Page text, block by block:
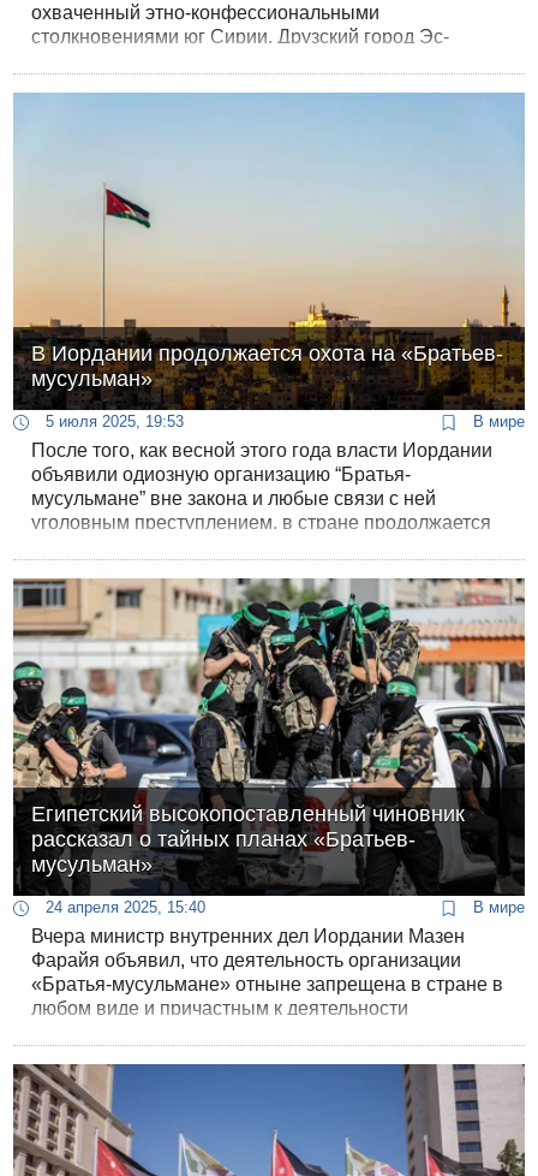
охваченный этно-конфессиональными
столкновениями юг Сирии. Друзский город Эс-
В Иордании продолжается охота на «Братьев-
мусульман»
5 июля 2025, 19:53 В мире
После того, как весной этого года власти Иордании
объявили одиозную организацию “Братья-
мусульмане” вне закона и любые связи с ней
уголовным преступлением, в стране продолжается
Египетский высокопоставленный чиновник
рассказал о тайных планах «Братьев-
мусульман»
24 апреля 2025, 15:40 В мире
Вчера министр внутренних дел Иордании Мазен
Фарайя объявил, что деятельность организации
«Братья-мусульмане» отныне запрещена в стране в
любом виде и причастным к деятельности
раскрыл подробности деятельности «Братьев-
мусульман», накопленные спецслужбами за
десятилетия.